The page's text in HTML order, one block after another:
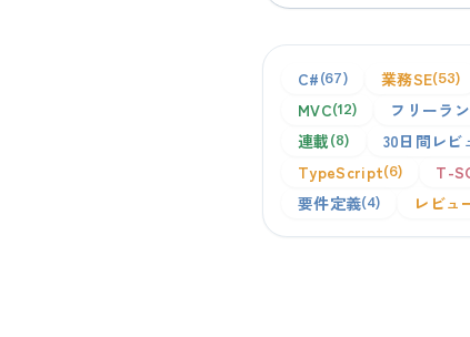
C# 67 業務SE 53
MVC 12 フリーラ
連載 8 30日間レビ
TypeScript 6 T-
要件定義 4 レビュ